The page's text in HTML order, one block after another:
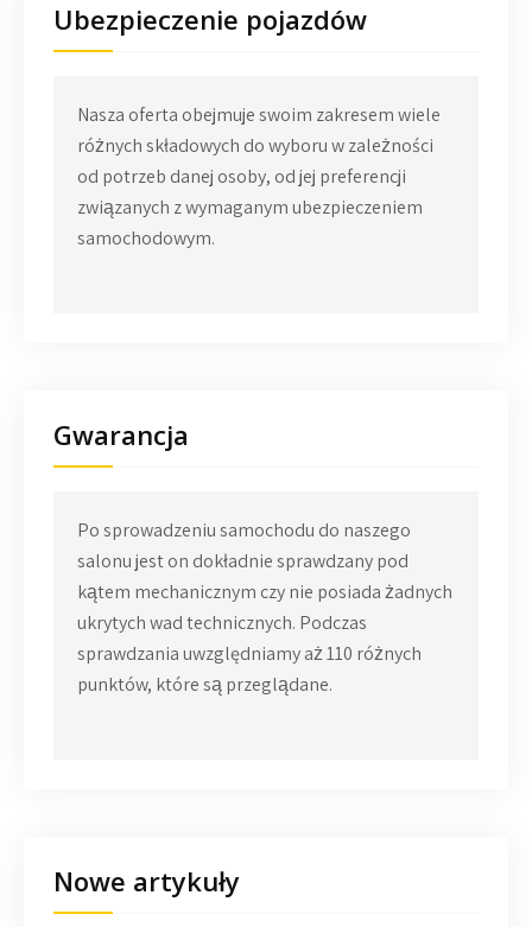
Ubezpieczenie pojazdów
Nasza oferta obejmuje swoim zakresem wiele
różnych składowych do wyboru w zależności
od potrzeb danej osoby, od jej preferencji
związanych z wymaganym ubezpieczeniem
samochodowym.
Gwarancja
Po sprowadzeniu samochodu do naszego
salonu jest on dokładnie sprawdzany pod
kątem mechanicznym czy nie posiada żadnych
ukrytych wad technicznych. Podczas
sprawdzania uwzględniamy aż 110 różnych
punktów, które są przeglądane.
Nowe artykuły